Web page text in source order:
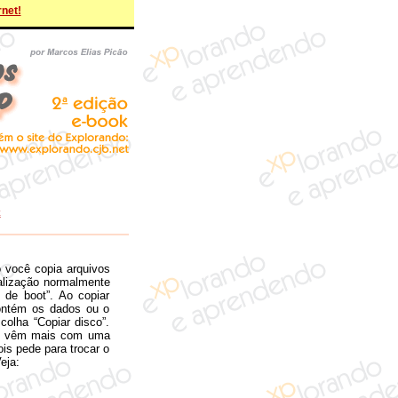
copia arquivos
normalmente
boot”. Ao copiar
os dados ou o
“Copiar disco”.
vêm mais com uma
pede para trocar o